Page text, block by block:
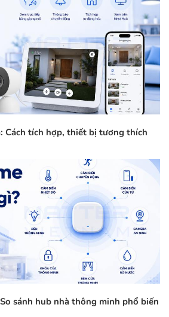
Cách tích hợp, thiết bị tương thích
sánh hub nhà thông minh phổ biến